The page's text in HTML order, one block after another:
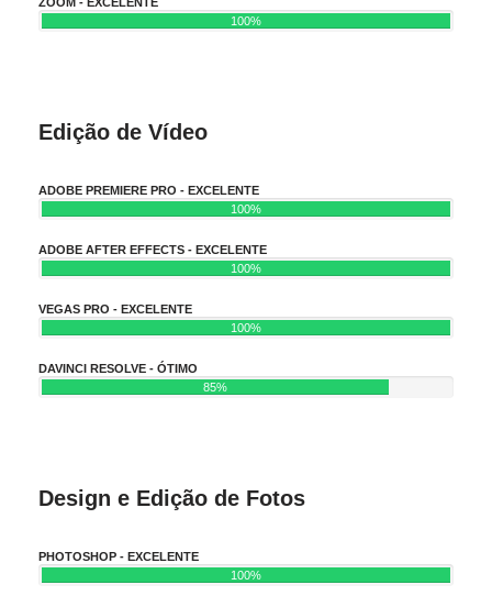
100%
Edição de Vídeo
ADOBE PREMIERE PRO - EXCELENTE
100%
ADOBE AFTER EFFECTS - EXCELENTE
100%
VEGAS PRO - EXCELENTE
100%
DAVINCI RESOLVE - ÓTIMO
85%
Design e Edição de Fotos
PHOTOSHOP - EXCELENTE
100%